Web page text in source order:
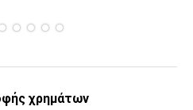
χρημάτων